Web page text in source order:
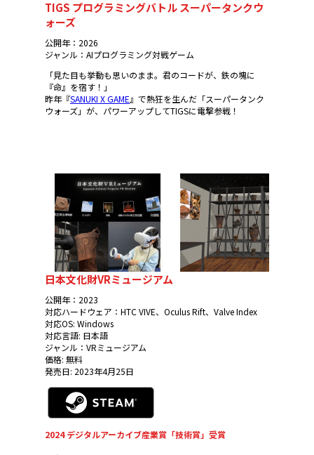
TIGS プログラミングバトル スーパータンクウ
ォーズ
公開年：2026
ジャンル：AIプログラミング対戦ゲーム
「見た目も挙動も思いのまま。君のコードが、鉄の塊に
『命』を宿す！」
昨年『SANUKI X GAME』で熱狂を生んだ「スーパータンク
ウォーズ」が、パワーアップしてTIGSに電撃参戦！
日本文化財VRミュージアム
公開年：2023
対応ハードウェア：HTC VIVE、Oculus Rift、Valve Index
対応OS: Windows
対応言語: 日本語
ジャンル：VRミュージアム
価格: 無料
発売日: 2023年4月25日
2024 デジタルアーカイブ産業賞「技術賞」受賞